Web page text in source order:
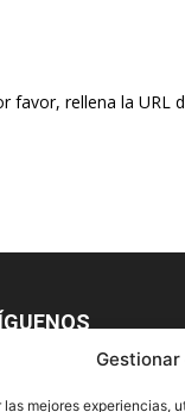
las mejores experiencias,
favor, rellena la URL